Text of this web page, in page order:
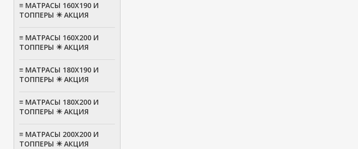
≡ МАТРАСЫ 160Х190 И
ТОППЕРЫ ✴️ АКЦИЯ
≡ МАТРАСЫ 160Х200 И
ТОППЕРЫ ✴️ АКЦИЯ
≡ МАТРАСЫ 180Х190 И
ТОППЕРЫ ✴️ АКЦИЯ
≡ МАТРАСЫ 180Х200 И
ТОППЕРЫ ✴️ АКЦИЯ
≡ МАТРАСЫ 200Х200 И
ТОППЕРЫ ✴️ АКЦИЯ